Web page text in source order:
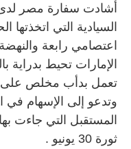
أشادت سفارة مصر لدى
السيادية التي
اعتصامي رابعة
الإمارات تحيط بدراية
تعمل بدأب مخلص على
وتدعو إلى الإسهام في
المستقبل التي جاءت
ثورة 30 يونيو .